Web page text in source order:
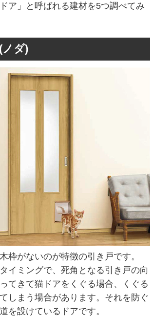
ア」と呼ばれる建材を5つ調べてみ
ダ)
枠がないのが特徴の引き戸です。
イミングで、死角となる引き戸の向
てきて猫ドアをくぐる場合、くぐる
しまう場合があります。それを防ぐ
を設けているドアです。